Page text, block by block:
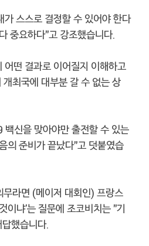
스스로 결정할 수 있어야 한다
중요하다"고 강조했습니다.
떤 결과로 이어질지 이해하고
최국에 대부분 갈 수 없는 상
신을 맞아야만 출전할 수 있는
의 준비가 끝났다"고 덧붙였습
라면 (메이저 대회인) 프랑스
이냐'는 질문에 조코비치는 "기
했습니다.